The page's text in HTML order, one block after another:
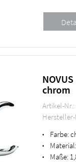
chrom
Artikel-Nr.:
Hersteller-
• Farbe:
• Material:
• Maße: